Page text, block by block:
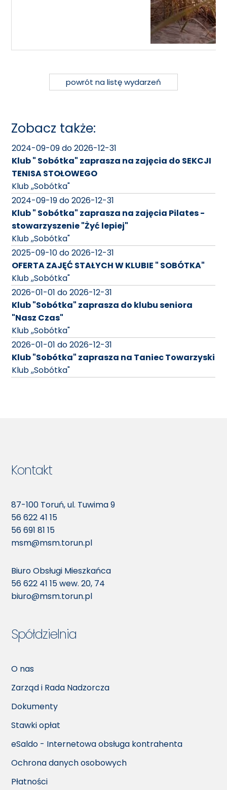
powrót na listę wydarzeń
Zobacz także:
2024-09-09 do 2026-12-31
Klub " Sobótka" zaprasza na zajęcia do SEKCJI
TENISA STOŁOWEGO
Klub ,,Sobótka"
2024-09-19 do 2026-12-31
Klub " Sobótka" zaprasza na zajęcia Pilates -
stowarzyszenie "Żyć lepiej"
Klub ,,Sobótka"
2025-09-10 do 2026-12-31
OFERTA ZAJĘĆ STAŁYCH W KLUBIE " SOBÓTKA"
Klub ,,Sobótka"
2026-01-01 do 2026-12-31
Klub "Sobótka" zaprasza do klubu seniora
"Nasz Czas"
Klub ,,Sobótka"
2026-01-01 do 2026-12-31
Klub "Sobótka" zaprasza na Taniec Towarzyski
Klub ,,Sobótka"
Kontakt
87-100 Toruń, ul. Tuwima 9
56 622 41 15
56 691 81 15
msm@msm.torun.pl
Biuro Obsługi Mieszkańca
56 622 41 15wew. 20, 74
biuro@msm.torun.pl
Spółdzielnia
O nas
Zarząd i Rada Nadzorcza
Dokumenty
Stawki opłat
eSaldo - Internetowa obsługa kontrahenta
Ochrona danych osobowych
Płatności